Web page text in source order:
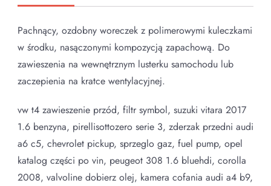
Pachnący, ozdobny woreczek z polimerowymi kuleczkami
w środku, nasączonymi kompozycją zapachową. Do
zawieszenia na wewnętrznym lusterku samochodu lub
zaczepienia na kratce wentylacyjnej.
vw t4 zawieszenie przód, filtr symbol, suzuki vitara 2017
1.6 benzyna, pirellisottozero serie 3, zderzak przedni audi
a6 c5, chevrolet pickup, sprzeglo gaz, fuel pump, opel
katalog części po vin, peugeot 308 1.6 bluehdi, corolla
2008, valvoline dobierz olej, kamera cofania audi a4 b9,